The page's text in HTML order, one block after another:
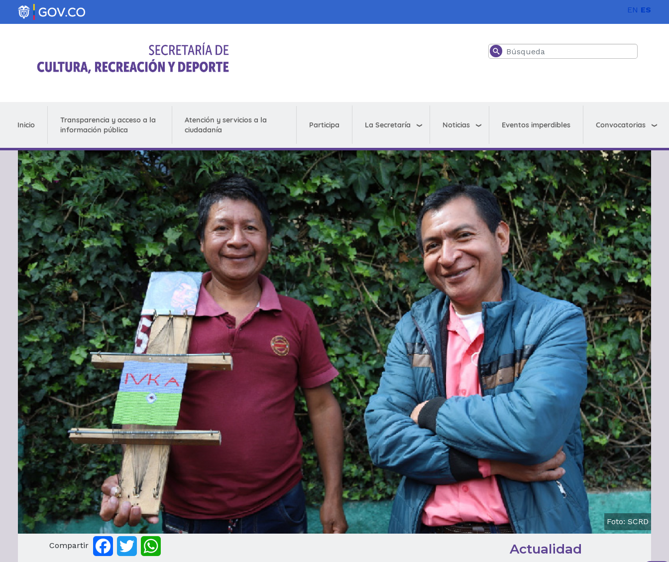
Pasar al contenido principal EN ES
Buscar
Inicio
Transparencia y acceso a la
información pública
Atención y servicios a la
ciudadanía
Participa La Secretaría Noticias Eventos imperdibles Convocatorias
Foto: SCRD
Compartir FacebookTwitter Actualidad